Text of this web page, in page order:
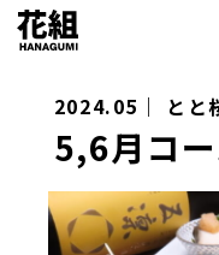
2024.05｜ とと
5,6月コ